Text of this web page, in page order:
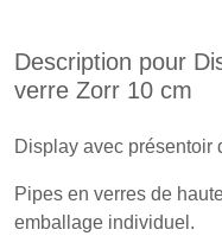
Description pour
verre Zorr 10 cm
Display avec présentoir
Pipes en verres de
emballage individuel.